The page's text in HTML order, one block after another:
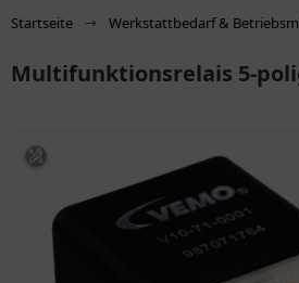
Startseite Werkstattbedarf &
Multifunktionsrelais 5-